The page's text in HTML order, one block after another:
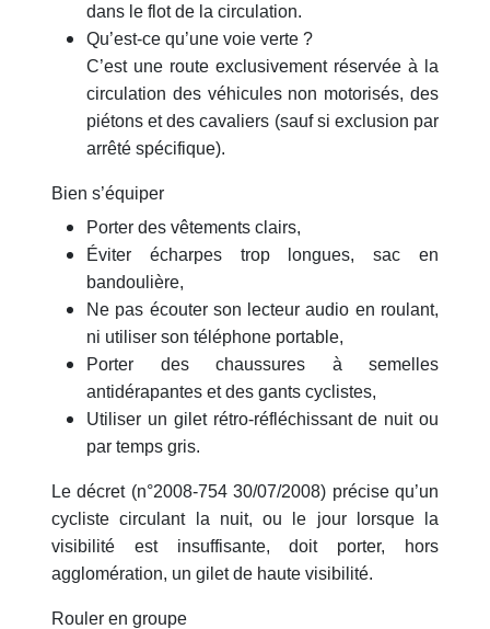
dans le flot de la circulation.
Qu’est-ce qu’une voie verte ?
C’est une route exclusivement réservée à la
circulation des véhicules non motorisés, des
piétons et des cavaliers (sauf si exclusion par
arrêté spécifique).
Bien s’équiper
Porter des vêtements clairs,
Éviter écharpes trop longues, sac en
bandoulière,
Ne pas écouter son lecteur audio en roulant,
ni utiliser son téléphone portable,
Porter des chaussures à semelles
antidérapantes et des gants cyclistes,
Utiliser un gilet rétro-réfléchissant de nuit ou
par temps gris.
Le décret (n°2008-754 30/07/2008) précise qu’un
cycliste circulant la nuit, ou le jour lorsque la
visibilité est insuffisante, doit porter, hors
agglomération, un gilet de haute visibilité.
Rouler en groupe